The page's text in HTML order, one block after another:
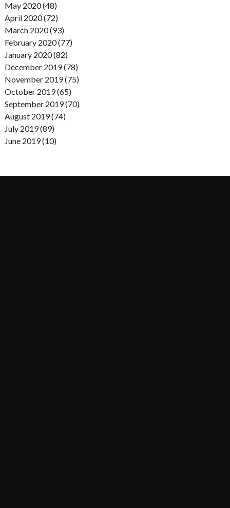
May 2020 (48)
April 2020 (72)
March 2020 (93)
February 2020 (77)
January 2020 (82)
December 2019 (78)
November 2019 (75)
October 2019 (65)
September 2019 (70)
August 2019 (74)
July 2019 (89)
June 2019 (10)